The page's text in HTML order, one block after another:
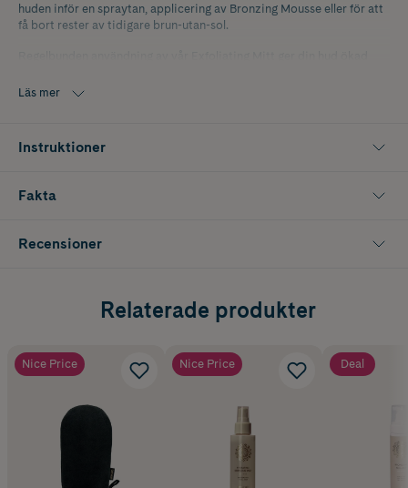
huden inför en spraytan, applicering av Bronzing Mousse eller för att
få bort rester av tidigare brun-utan-sol.
resultat av BUS-produkter.
Läs mer
Instruktioner
Fakta
Recensioner
Relaterade produkter
Nice Price Nice Price Deal